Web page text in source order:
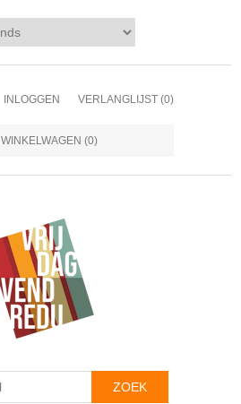
INLOGGEN VERLANGLIJST (0)
WINKELWAGEN (0)